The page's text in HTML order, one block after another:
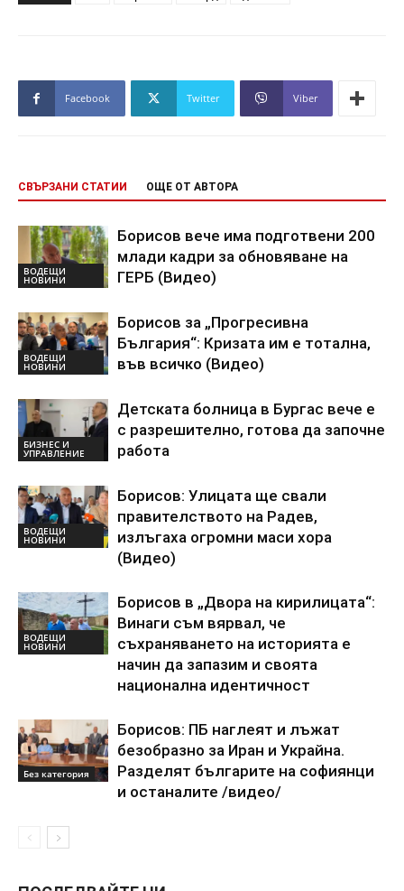
Facebook Twitter Viber
СВЪРЗАНИ СТАТИИ ОЩЕ ОТ АВТОРА
ВОДЕЩИ
НОВИНИ
Борисов вече има подготвени 200
млади кадри за обновяване на
ГЕРБ (Видео)
ВОДЕЩИ
НОВИНИ
Борисов за „Прогресивна
България“: Кризата им е тотална,
във всичко (Видео)
БИЗНЕС И
УПРАВЛЕНИЕ
Детската болница в Бургас вече е
с разрешително, готова да започне
работа
ВОДЕЩИ
НОВИНИ
Борисов: Улицата ще свали
правителството на Радев,
излъгаха огромни маси хора
(Видео)
ВОДЕЩИ
НОВИНИ
Борисов в „Двора на кирилицата“:
Винаги съм вярвал, че
съхраняването на историята е
начин да запазим и своята
национална идентичност
Без категория
Борисов: ПБ наглеят и лъжат
безобразно за Иран и Украйна.
Разделят българите на софиянци
и останалите /видео/